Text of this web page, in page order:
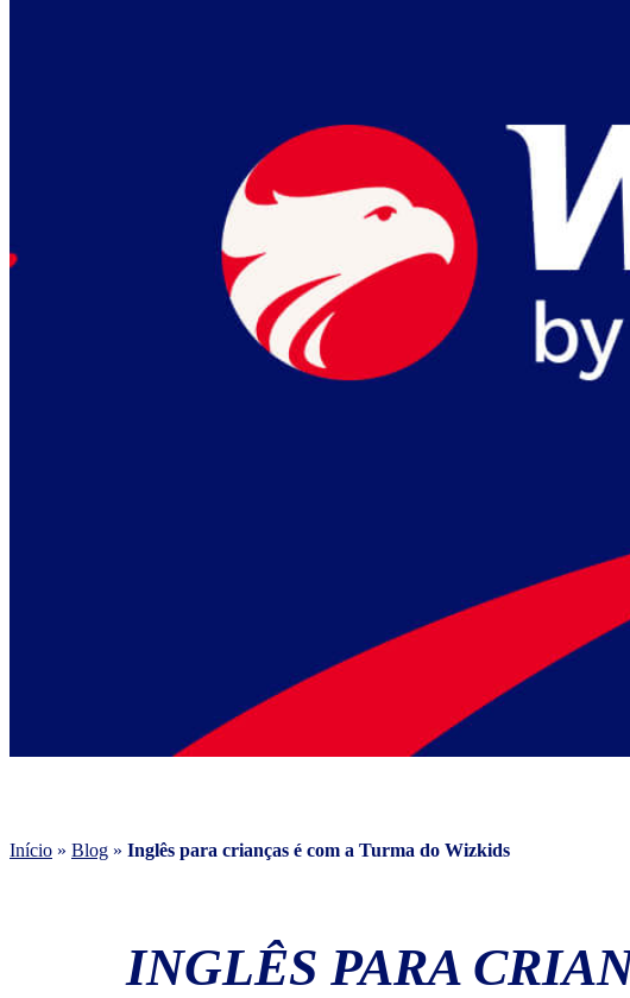
Início » Blog » Inglês para crianças é com a Turma do Wizkids
INGLÊS PARA